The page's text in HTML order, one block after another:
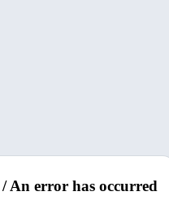
An error has occurred